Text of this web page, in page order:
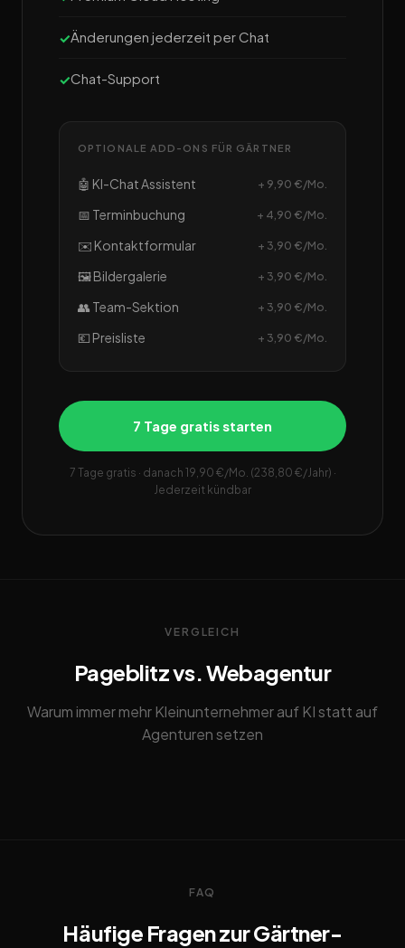
Änderungen jederzeit per Chat
Chat-Support
OPTIONALE ADD-ONS FÜR GÄRTNER
🤖 KI-Chat Assistent + 9,90 €/Mo.
📅 Terminbuchung + 4,90 €/Mo.
✉️ Kontaktformular + 3,90 €/Mo.
🖼️ Bildergalerie + 3,90 €/Mo.
👥 Team-Sektion + 3,90 €/Mo.
💶 Preisliste + 3,90 €/Mo.
7 Tage gratis starten
7 Tage gratis · danach 19,90 €/Mo. (238,80 €/Jahr) ·
Jederzeit kündbar
VERGLEICH
Pageblitz vs. Webagentur
Warum immer mehr Kleinunternehmer auf KI statt auf
Agenturen setzen
FAQ
Häufige Fragen zur Gärtner-